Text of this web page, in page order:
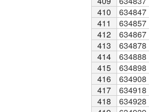
410
634847
411
634857
412
634867
413
634878
414
634888
415
634898
416
634908
417
634918
418
634928
410
411
412
413
414
415
416
417
418